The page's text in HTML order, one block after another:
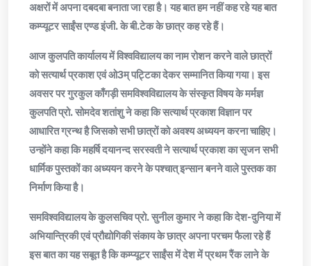
अक्षरों में अपना दबदबा बनाता जा रहा है। यह बात हम नहीं कह रहे यह बात
कम्प्यूटर साईंस एण्ड इंजी. के बी.टेक के छात्र कह रहे हैं।
आज कुलपति कार्यालय में विश्वविद्यालय का नाम रोशन करने वाले छात्रों
को सत्यार्थ प्रकाश एवं ओ3म् पट्टिका देकर सम्मानित किया गया। इस
अवसर पर गुरकुल काँगड़ी समविश्वविद्यालय के संस्कृत विषय के मर्मज्ञ
कुलपति प्रो. सोमदेव शतांशु ने कहा कि सत्यार्थ प्रकाश विज्ञान पर
आधारित ग्रन्थ है जिसको सभी छात्रों को अवश्य अध्ययन करना चाहिए।
उन्होंने कहा कि महर्षि दयानन्द सरस्वती ने सत्यार्थ प्रकाश का सृजन सभी
धार्मिक पुस्तकों का अध्ययन करने के पश्चात् इन्सान बनने वाले पुस्तक का
निर्माण किया है।
समविश्वविद्यालय के कुलसचिव प्रो. सुनील कुमार ने कहा कि देश-दुनिया में
अभियान्त्रिकी एवं प्रौद्योगिकी संकाय के छात्र अपना परचम फैला रहे हैं
इस बात का यह सबूत है कि कम्प्यूटर साईंस में देश में प्रथम रैंक लाने के